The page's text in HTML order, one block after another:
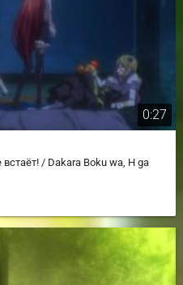
0:27
/ Dakara Boku wa, H ga